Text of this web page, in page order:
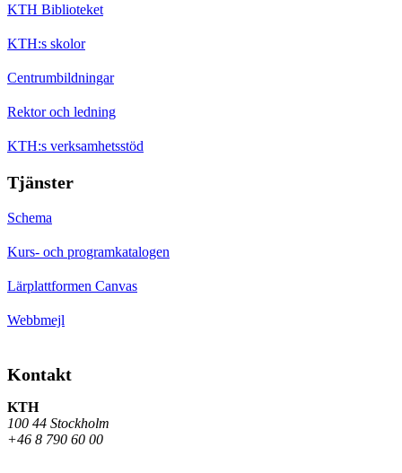
KTH Biblioteket
KTH:s skolor
Centrumbildningar
Rektor och ledning
KTH:s verksamhetsstöd
Tjänster
Schema
Kurs- och programkatalogen
Lärplattformen Canvas
Webbmejl
Kontakt
KTH
100 44 Stockholm
+46 8 790 60 00